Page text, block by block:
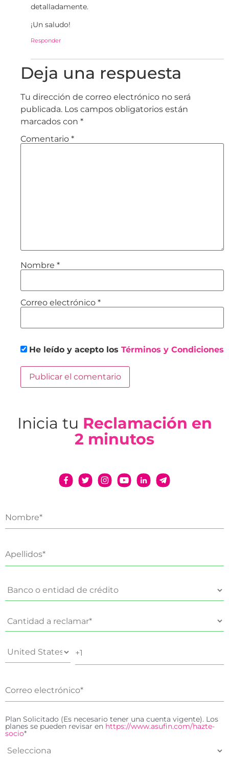
detalladamente.
¡Un saludo!
Responder
Deja una respuesta
Tu dirección de correo electrónico no será
publicada. Los campos obligatorios están
marcados con *
Comentario *
Nombre *
Correo electrónico *
He leído y acepto los Términos y Condiciones
Inicia tu Reclamación en
2 minutos
Plan Solicitado (Es necesario tener una cuenta vigente). Los
planes se pueden revisar en https://www.asufin.com/hazte-
socio*